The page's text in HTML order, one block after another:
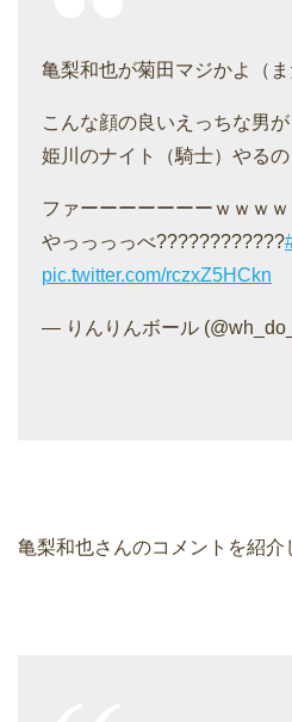
亀梨和也が菊田マジかよ（ま
こんな顔の良いえっちな男が
姫川のナイト（騎士）やるの
ファーーーーーーーｗｗｗｗ
やっっっっべ????????????
pic.twitter.com/rczxZ5HCkn
— りんりんボール
亀梨和也さんのコメントを紹介